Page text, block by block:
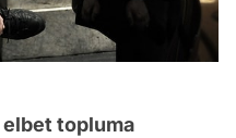
topluma